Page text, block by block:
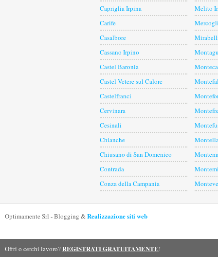
Capriglia Irpina
Carife
Casalbore
Cassano Irpino
Castel Baronia
Castel Vetere sul Calore
Castelfranci
Cervinara
Cesinali
Chianche
Chiusano di San Domenico
Contrada
Conza della Campania
Melito
Optimamente Srl - Blogging &Realizzazione siti web
Offri o cerchi lavoro?REGISTRATI GRATUITAMENTE!